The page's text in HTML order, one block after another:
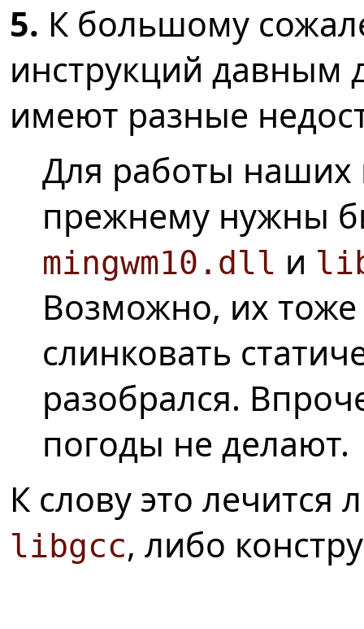
5. К большому
инструкций давным
имеют разные
Для работы наших
прежнему нужны
mingwm10.dll и
Возможно, их
слинковать
разобрался.
погоды не делают.
К слову это
libgcc, либо